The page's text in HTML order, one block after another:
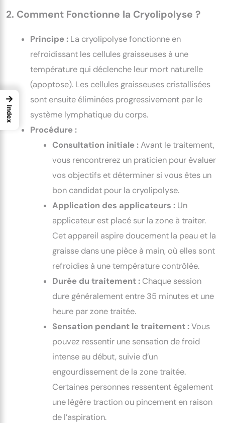
2. Comment Fonctionne la Cryolipolyse ?
Principe : La cryolipolyse fonctionne en
refroidissant les cellules graisseuses à une
température qui déclenche leur mort naturelle
(apoptose). Les cellules graisseuses cristallisées
sont ensuite éliminées progressivement par le
système lymphatique du corps.
Procédure :
Consultation initiale :Avant le traitement,
vous rencontrerez un praticien pour évaluer
vos objectifs et déterminer si vous êtes un
bon candidat pour la cryolipolyse.
Application des applicateurs :Un
applicateur est placé sur la zone à traiter.
Cet appareil aspire doucement la peau et la
graisse dans une pièce à main, où elles sont
refroidies à une température contrôlée.
Durée du traitement :Chaque session
dure généralement entre 35 minutes et une
heure par zone traitée.
Sensation pendant le traitement :Vous
pouvez ressentir une sensation de froid
intense au début, suivie d’un
engourdissement de la zone traitée.
Certaines personnes ressentent également
une légère traction ou pincement en raison
de l’aspiration.
→
Index